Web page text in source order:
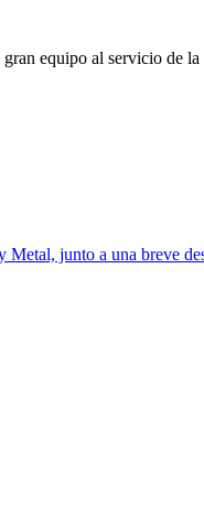
equipo al servicio de la
Metal, junto a una breve